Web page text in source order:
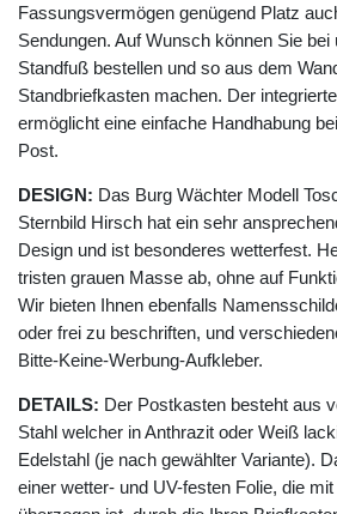
Fassungsvermögen genügend Platz
Sendungen. Auf Wunsch können Sie
Standfuß bestellen und so aus dem
Standbriefkasten machen. Der
ermöglicht eine einfache Handhabung
Post.
DESIGN: Das Burg Wächter Modell
Sternbild Hirsch hat ein sehr
Design und ist besonderes wetterfest.
tristen grauen Masse ab, ohne auf
Wir bieten Ihnen ebenfalls
oder frei zu beschriften, und
Bitte-Keine-Werbung-Aufkleber.
DETAILS: Der Postkasten besteht aus
Stahl welcher in Anthrazit oder Weiß
Edelstahl (je nach gewählter Variante).
einer wetter- und UV-festen Folie, die